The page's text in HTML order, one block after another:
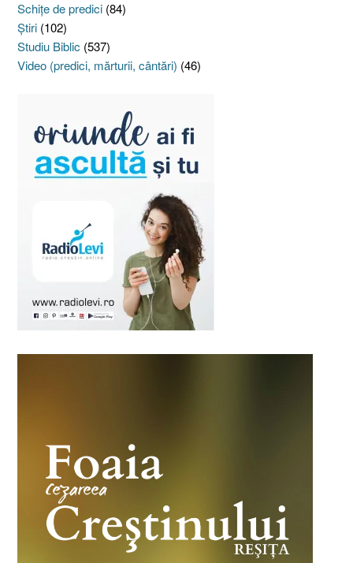
Schiţe de predici (84)
Ştiri (102)
Studiu Biblic (537)
Video (predici, mărturii, cântări) (46)